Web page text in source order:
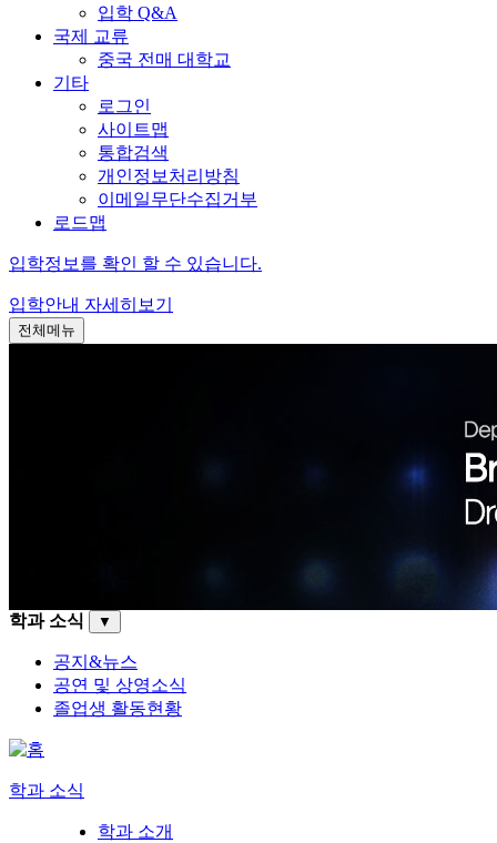
입학 Q&A
국제 교류
중국 전매 대학교
기타
로그인
사이트맵
통합검색
개인정보처리방침
이메일무단수집거부
로드맵
입학정보를 확인 할 수 있습니다.
입학안내 자세히보기
전체메뉴
학과 소식 ▼
공지&뉴스
공연 및 상영소식
졸업생 활동현황
학과 소식
학과 소개